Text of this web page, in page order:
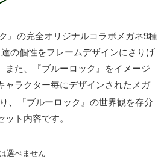
』の完全オリジナルコラボメガネ9種
の個性をフレームデザインにさりげ
また、『ブルーロック』をイメージ
ャラクター毎にデザインされたメガ
、『ブルーロック』の世界観を存分
ト内容です。
選べません